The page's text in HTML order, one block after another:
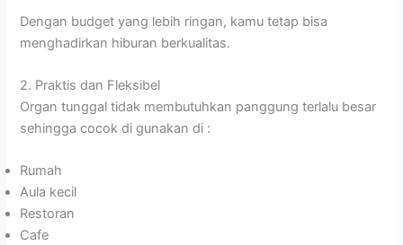
Dengan budget yang lebih ringan, kamu tetap bisa
menghadirkan hiburan berkualitas.
2. Praktis dan Fleksibel
Organ tunggal tidak membutuhkan panggung terlalu besar
sehingga cocok di gunakan di :
Rumah
Aula kecil
Restoran
Cafe